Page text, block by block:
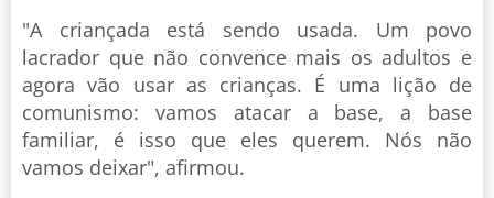
"A criançada está sendo usada. Um povo
lacrador que não convence mais os adultos e
agora vão usar as crianças. É uma lição de
comunismo: vamos atacar a base, a base
familiar, é isso que eles querem. Nós não
vamos deixar", afirmou.